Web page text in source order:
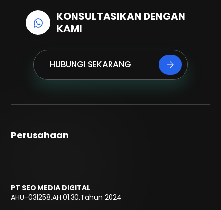
KONSULTASIKAN DENGAN
KAMI
HUBUNGI SEKARANG
Perusahaan
PT SEO MEDIA DIGITAL
AHU-031258.AH.01.30.Tahun 2024